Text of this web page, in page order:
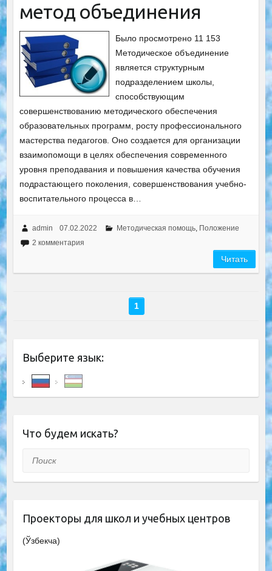
метод объединения
Было просмотрено 11 153
Методическое объединение
является структурным
подразделением школы,
способствующим
совершенствованию методического обеспечения
образовательных программ, росту профессионального
мастерства педагогов. Оно создается для организации
взаимопомощи в целях обеспечения современного
уровня преподавания и повышения качества обучения
подрастающего поколения, совершенствования учебно-
воспитательного процесса в…
admin 07.02.2022 Методическая помощь, Положение
2 комментария
Читать
1
Выберите язык:
Что будем искать?
Поиск
Проекторы для школ и учебных центров
(Ўзбекча)